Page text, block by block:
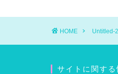
HOME Untitled-
サイトに関する